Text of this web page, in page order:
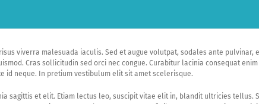
viverra malesuada iaculis. Sed et augue volutpat, sodales ante
Cras sollicitudin sed orci nec congue. Curabitur lacinia consequat
id neque. In pretium vestibulum elit sit amet scelerisque.
sagittis et elit. Etiam lectus leo, suscipit vitae elit in, blandit ultricies tellus.